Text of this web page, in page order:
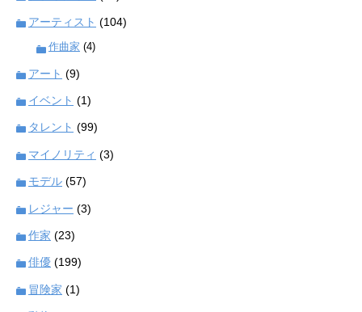
アーティスト (104)
作曲家 (4)
アート (9)
イベント (1)
タレント (99)
マイノリティ (3)
モデル (57)
レジャー (3)
作家 (23)
俳優 (199)
冒険家 (1)